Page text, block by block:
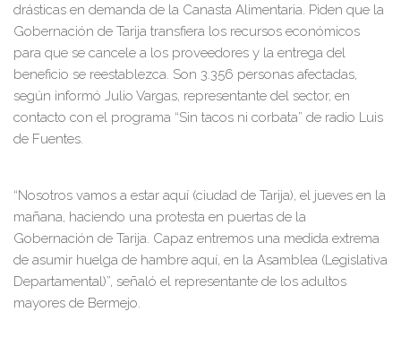
drásticas en demanda de la Canasta Alimentaria. Piden que la
Gobernación de Tarija transfiera los recursos económicos
para que se cancele a los proveedores y la entrega del
beneficio se reestablezca. Son 3.356 personas afectadas,
según informó Julio Vargas, representante del sector, en
contacto con el programa “Sin tacos ni corbata” de radio Luis
de Fuentes.
“Nosotros vamos a estar aquí (ciudad de Tarija), el jueves en la
mañana, haciendo una protesta en puertas de la
Gobernación de Tarija. Capaz entremos una medida extrema
de asumir huelga de hambre aquí, en la Asamblea (Legislativa
Departamental)”, señaló el representante de los adultos
mayores de Bermejo.